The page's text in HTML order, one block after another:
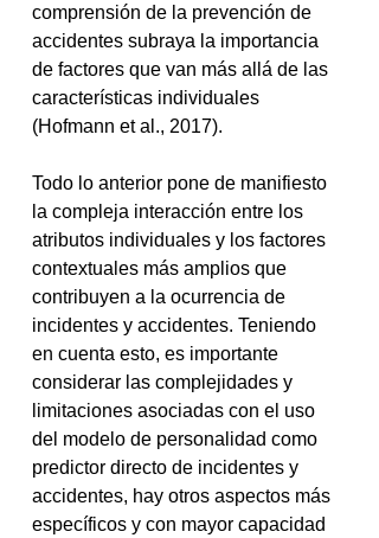
comprensión de la prevención de
accidentes subraya la importancia
de factores que van más allá de las
características individuales
(Hofmann et al., 2017).
Todo lo anterior pone de manifiesto
la compleja interacción entre los
atributos individuales y los factores
contextuales más amplios que
contribuyen a la ocurrencia de
incidentes y accidentes. Teniendo
en cuenta esto, es importante
considerar las complejidades y
limitaciones asociadas con el uso
del modelo de personalidad como
predictor directo de incidentes y
accidentes, hay otros aspectos más
específicos y con mayor capacidad